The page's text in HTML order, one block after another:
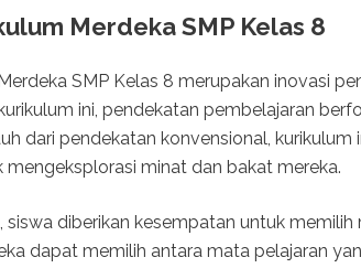
Merdeka SMP Kelas 8
SMP Kelas 8 merupakan inovasi
ini, pendekatan pembelajaran
dari pendekatan konvensional,
mengeksplorasi minat dan bakat mereka.
siswa diberikan kesempatan untuk
dapat memilih antara mata pelajaran